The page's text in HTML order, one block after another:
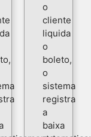
o
cliente
liquida
o
boleto,
o
sistema
registra
a
baixa